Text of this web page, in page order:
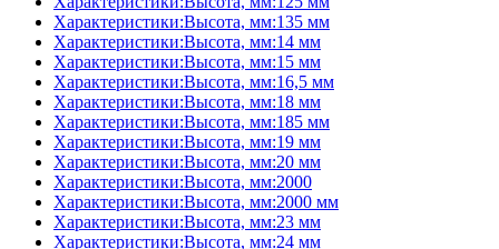
Характеристики:Высота, мм:135 мм
Характеристики:Высота, мм:14 мм
Характеристики:Высота, мм:15 мм
Характеристики:Высота, мм:16,5 мм
Характеристики:Высота, мм:18 мм
Характеристики:Высота, мм:185 мм
Характеристики:Высота, мм:19 мм
Характеристики:Высота, мм:20 мм
Характеристики:Высота, мм:2000
Характеристики:Высота, мм:2000 мм
Характеристики:Высота, мм:23 мм
Характеристики:Высота, мм:24 мм